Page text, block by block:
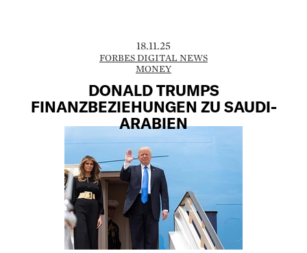
18.11.25
FORBES DIGITAL NEWS
MONEY
DONALD TRUMPS
FINANZBEZIEHUNGEN ZU SAUDI-
ARABIEN